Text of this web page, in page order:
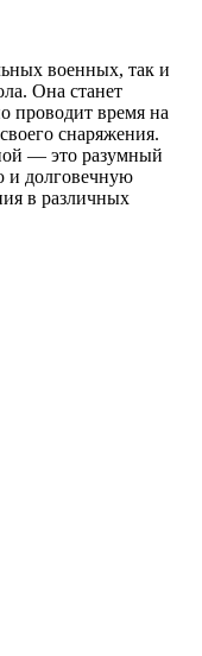
военных, так и
Она станет
проводит время на
снаряжения.
— это разумный
и долговечную
в различных